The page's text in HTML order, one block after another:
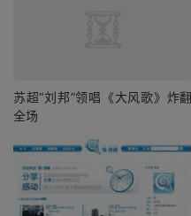
苏超“刘邦”领唱《大风歌》炸翻
全场